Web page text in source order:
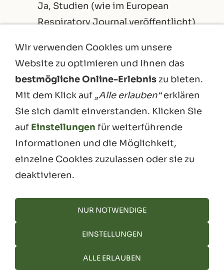
Ja, Studien (wie im European
Respiratory Journal veröffentlicht)
Atemwegswiderstand bei
Mundatmung im Schlaf um das 2,5-
Fache höher ist als bei Nasenatmung,
was Schnarchen begünstigt.
AGB – ATEM-HEILKRAFT DATENSCHUTZ
COOKIE-RICHTLINIE
IMPRESSUM & ANBIETERKENNZEICHNUNG
Selbstheilungskräfte, der Entspannung und der
persönlichen Weiterentwicklung. Sie ersetzt keine
Behandlung. Bitte wende dich bei gesundheitlichen
Wir verwenden Cookies um unsere
Website zu optimieren und Ihnen das
bestmögliche Online-Erlebnis zu bieten.
Mit dem Klick auf „Alle erlauben“erklären
Sie sich damit einverstanden. Klicken Sie
auf Einstellungen für weiterführende
Informationen und die Möglichkeit,
einzelne Cookies zuzulassen oder sie zu
deaktivieren.
NUR NOTWENDIGE
EINSTELLUNGEN
ALLE ERLAUBEN